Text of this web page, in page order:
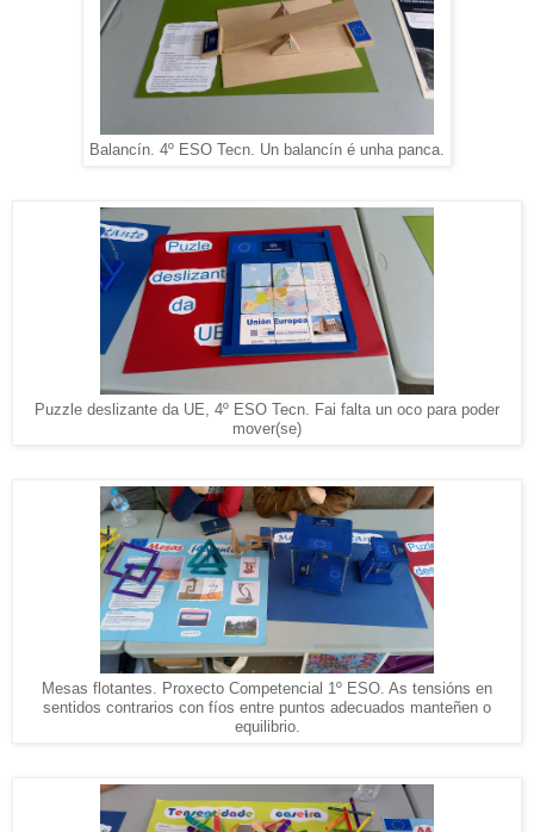
Balancín. 4º ESO Tecn. Un balancín é unha panca.
Puzzle deslizante da UE, 4º ESO Tecn. Fai falta un oco para poder
mover(se)
Mesas flotantes. Proxecto Competencial 1º ESO. As tensións en
sentidos contrarios con fíos entre puntos adecuados manteñen o
equilibrio.